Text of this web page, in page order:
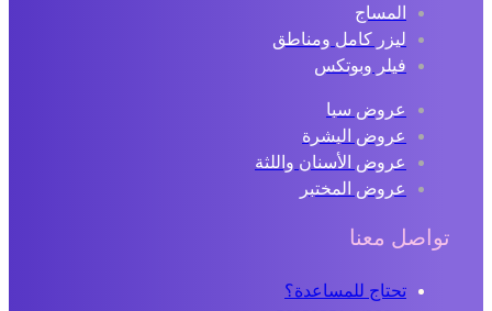
المساج
ليزر كامل ومناطق
فيلر وبوتكس
عروض سبا
عروض البشرة
عروض الأسنان واللثة
عروض المختبر
تواصل معنا
تحتاج للمساعدة؟